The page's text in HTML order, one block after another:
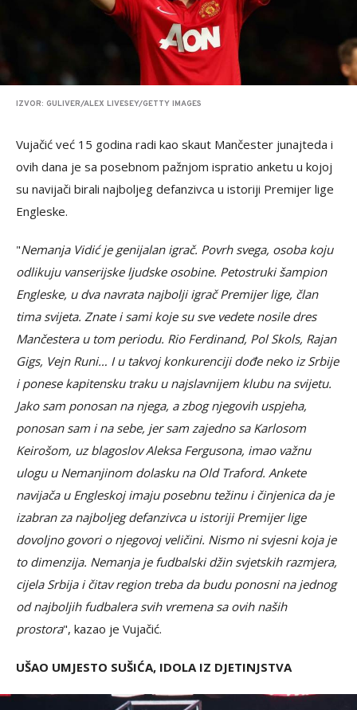
IZVOR: GULIVER/ALEX LIVESEY/GETTY IMAGES
Vujačić već 15 godina radi kao skaut Mančester junajteda i
ovih dana je sa posebnom pažnjom ispratio anketu u kojoj
su navijači birali najboljeg defanzivca u istoriji Premijer lige
Engleske.
"Nemanja Vidić je genijalan igrač. Povrh svega, osoba koju
odlikuju vanserijske ljudske osobine. Petostruki šampion
Engleske, u dva navrata najbolji igrač Premijer lige, član
tima svijeta. Znate i sami koje su sve vedete nosile dres
Mančestera u tom periodu. Rio Ferdinand, Pol Skols, Rajan
Gigs, Vejn Runi… I u takvoj konkurenciji dođe neko iz Srbije
i ponese kapitensku traku u najslavnijem klubu na svijetu.
Jako sam ponosan na njega, a zbog njegovih uspjeha,
ponosan sam i na sebe, jer sam zajedno sa Karlosom
Keirošom, uz blagoslov Aleksa Fergusona, imao važnu
ulogu u Nemanjinom dolasku na Old Traford. Ankete
navijača u Engleskoj imaju posebnu težinu i činjenica da je
izabran za najboljeg defanzivca u istoriji Premijer lige
dovoljno govori o njegovoj veličini. Nismo ni svjesni koja je
to dimenzija. Nemanja je fudbalski džin svjetskih razmjera,
cijela Srbija i čitav region treba da budu ponosni na jednog
od najboljih fudbalera svih vremena sa ovih naših
prostora", kazao je Vujačić.
UŠAO UMJESTO SUŠIĆA, IDOLA IZ DJETINJSTVA